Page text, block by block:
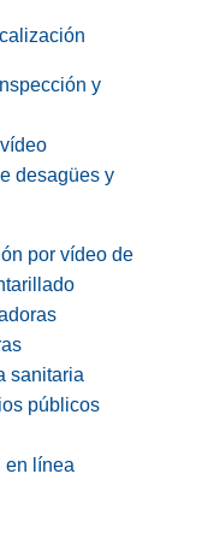
y
desagües y
por vídeo de
sanitaria
públicos
en línea